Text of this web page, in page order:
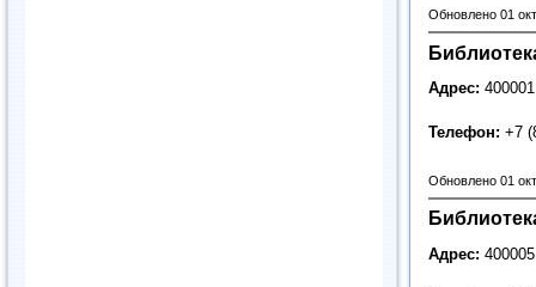
Обновлено 01
Адрес:
Телефон: +7
Обновлено 01
Адрес: